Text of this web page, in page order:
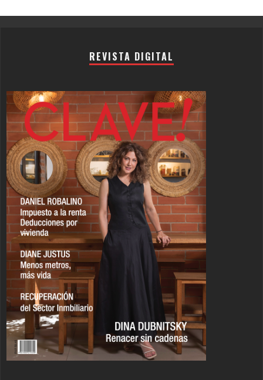
REVISTA DIGITAL